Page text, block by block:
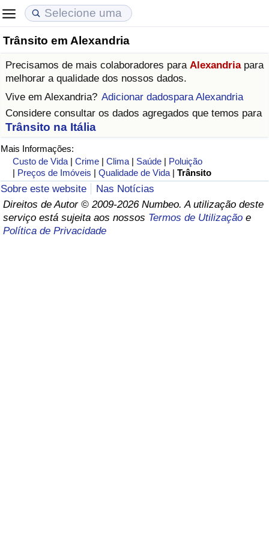
Trânsito em Alexandria
Precisamos de mais colaboradores para Alexandriapara
melhorar a qualidade dos nossos dados.
Vive em Alexandria? Adicionar dadospara Alexandria
Considere consultar os dados agregados que temos para
Trânsito na Itália
Mais Informações:
Custo de Vida |Crime |Clima | Saúde | Poluição
| Preços de Imóveis |Qualidade de Vida |Trânsito
Sobre este website
Nas Notícias
Direitos de Autor © 2009-2026 Numbeo. A utilização deste
serviço está sujeita aos nossos Termos de Utilização e
Política de Privacidade
Custo de Vida
Indicador de Custo de Vida (Atual)
Indicador de Custo de Vida
Indicador de Custo de Vida Por País
em Aqaba
Preços de Imóveis
Indicador de Preços de Imóveis (Atual)
Indicador de Preços de Imóveis
Indicador de Preços de Imóveis por País
Qualidade de Vida
Indicador de Qualidade de Vida
Indicador de Qualidade de Vida (Atual)
Índice de qualidade de vida por país
Crime
Taxa do Indicador de Crime (Atual)
Indicador de Crime